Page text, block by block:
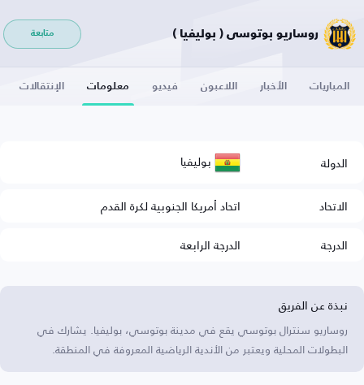
روساريو بوتوسي ( بوليفيا ) متابعة
المباريات الأخبار اللاعبون فيديو معلومات الإنتقالات
الدولة بوليفيا
الاتحاد
اتحاد أمريكا الجنوبية لكرة القدم
الدرجة
الدرجة الرابعة
نبذة عن الفريق
روساريو سنترال بوتوسي يقع في مدينة بوتوسي، بوليفيا. يشارك في
البطولات المحلية ويعتبر من الأندية الرياضية المعروفة في المنطقة.